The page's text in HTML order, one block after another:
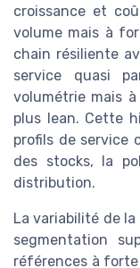
croissance et
volume mais à
chain résiliente
service quasi
volumétrie mais
plus lean. Cette
profils de service
des stocks, la
distribution.
La variabilité de
segmentation
références à